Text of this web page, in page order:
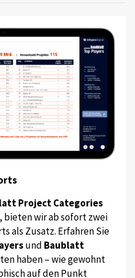
Project Categories
bieten wir ab sofort zwei
als Zusatz. Erfahren Sie
und Baublatt
haben – wie gewohnt
auf den Punkt